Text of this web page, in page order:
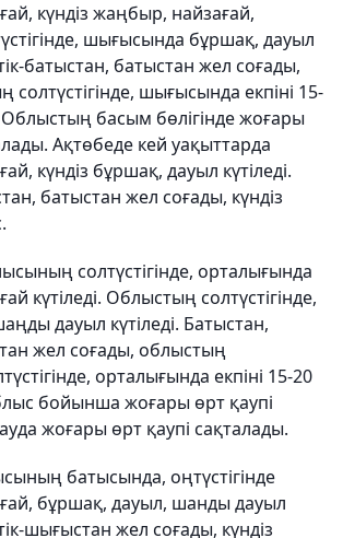
күндіз жаңбыр, найзағай,
шығысында бұршақ, дауыл
батыстан, батыстан жел соғады,
солтүстігінде, шығысында екпіні 15-
Облыстың басым бөлігінде жоғары
Ақтөбеде кей уақыттарда
күндіз бұршақ, дауыл күтіледі.
батыстан жел соғады, күндіз
солтүстігінде, орталығында
күтіледі. Облыстың солтүстігінде,
дауыл күтіледі. Батыстан,
жел соғады, облыстың
орталығында екпіні 15-20
бойынша жоғары өрт қаупі
жоғары өрт қаупі сақталады.
батысында, оңтүстігінде
бұршақ, дауыл, шанды дауыл
шығыстан жел соғады, күндіз